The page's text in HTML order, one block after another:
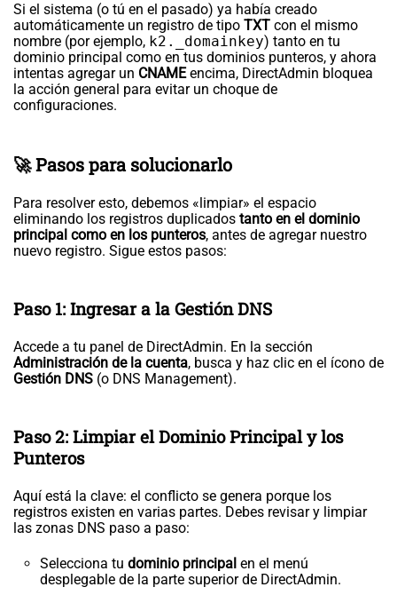
Si el sistema (o tú en el pasado) ya había creado
automáticamente un registro de tipo TXT con el mismo
nombre (por ejemplo, k2._domainkey) tanto en tu
dominio principal como en tus dominios punteros, y ahora
intentas agregar un CNAMEencima, DirectAdmin bloquea
la acción general para evitar un choque de
configuraciones.
🚀 Pasos para solucionarlo
Para resolver esto, debemos «limpiar» el espacio
eliminando los registros duplicados tanto en el dominio
principal como en los punteros, antes de agregar nuestro
nuevo registro. Sigue estos pasos:
Paso 1: Ingresar a la Gestión DNS
Accede a tu panel de DirectAdmin. En la sección
Administración de la cuenta, busca y haz clic en el ícono de
Gestión DNS (o DNS Management).
Paso 2: Limpiar el Dominio Principal y los
Punteros
Aquí está la clave: el conflicto se genera porque los
registros existen en varias partes. Debes revisar y limpiar
las zonas DNS paso a paso:
Selecciona tu dominio principal en el menú
desplegable de la parte superior de DirectAdmin.